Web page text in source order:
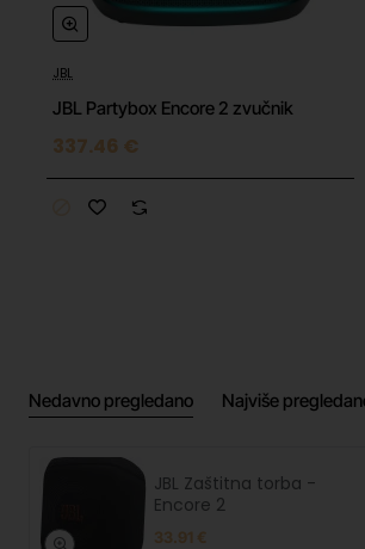
JBL
JBL Partybox Encore 2 zvučnik
337.46 €
Nedavno pregledano Najviše
JBL Zaštitna torba -
Encore 2
33.91 €